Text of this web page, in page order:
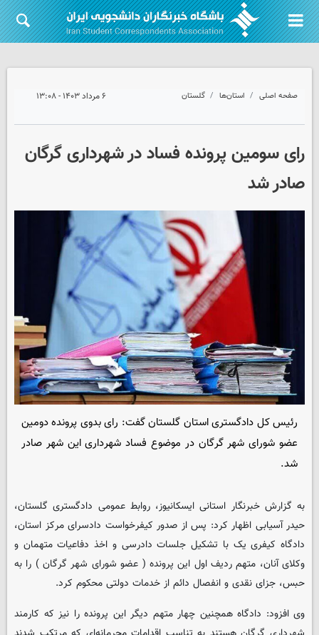
صفحه اصلی استان‌ها گلستان ۶ مرداد ۱۴۰۳ - ۱۳:۰۸
رای سومین پرونده فساد در شهرداری گرگان
صادر شد
رئیس کل دادگستری استان گلستان گفت: رای بدوی پرونده دومین
عضو شورای شهر گرگان در موضوع فساد شهرداری این شهر صادر
شد.
به گزارش خبرنگار استانی ایسکانیوز، روابط عمومی دادگستری گلستان،
حیدر آسیابی اظهار کرد: پس از صدور کیفرخواست دادسرای مرکز استان،
دادگاه کیفری یک با تشکیل جلسات دادرسی و اخذ دفاعیات متهمان و
وکلای آنان، متهم ردیف اول این پرونده ( عضو شورای شهر گرگان ) را به
حبس، جزای نقدی و انفصال دائم از خدمات دولتی محکوم کرد.
وی افزود: دادگاه همچنین چهار متهم دیگر این پرونده را نیز که کارمند